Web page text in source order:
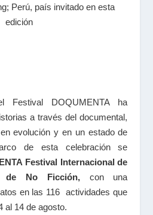
Perú, país invitado en esta
edición
Festival DOQUMENTA ha
a través del documental,
evolución y en un estado de
de esta celebración se
Festival Internacional de
de No Ficción, con una
en las 116 actividades que
al 14 de agosto.